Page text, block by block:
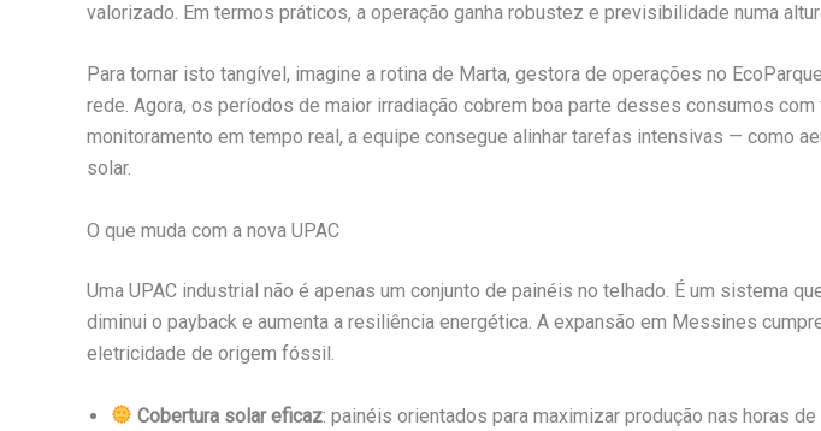
valorizado. Em termos práticos, a operação ganha robustez e previsibilidade numa
Para tornar isto tangível, imagine a rotina de Marta, gestora de operações no
rede. Agora, os períodos de maior irradiação cobrem boa parte desses consumos
monitoramento em tempo real, a equipe consegue alinhar tarefas intensivas — como
solar.
O que muda com a nova UPAC
Uma UPAC industrial não é apenas um conjunto de painéis no telhado. É um sistema
diminui o payback e aumenta a resiliência energética. A expansão em Messines
eletricidade de origem fóssil.
Cobertura solar eficaz: painéis orientados para maximizar produção nas horas de